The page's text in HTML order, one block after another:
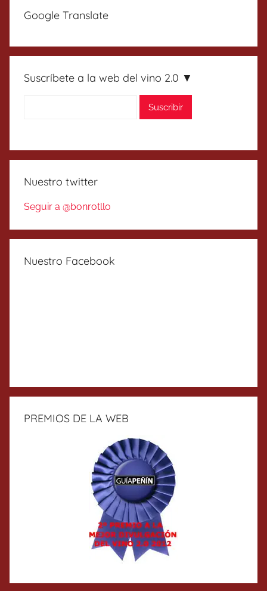
Google Translate
Suscríbete a la web del vino 2.0 ▼
Nuestro twitter
Seguir a @bonrotllo
Nuestro Facebook
PREMIOS DE LA WEB